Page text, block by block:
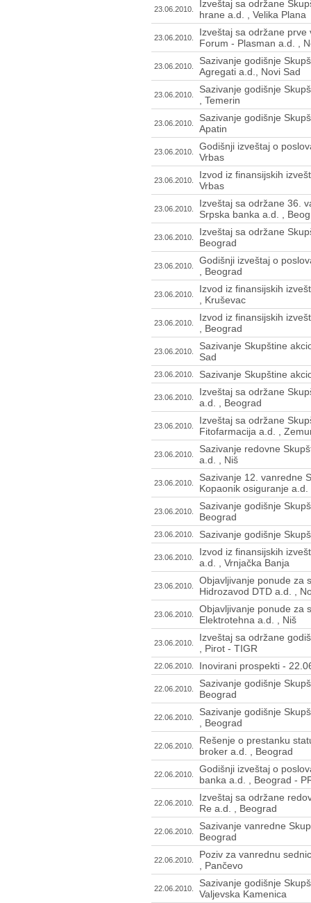
23.06.2010.
Izveštaj sa održane
hrane a.d. , Velika Plana
23.06.2010.
Izveštaj sa održane
Forum - Plasman a.d. ,
23.06.2010.
Sazivanje godišnje
Agregati a.d., Novi Sad
23.06.2010.
Sazivanje godišnje
, Temerin
23.06.2010.
Sazivanje godišnje
Apatin
23.06.2010.
Godišnji izveštaj o
Vrbas
23.06.2010.
Izvod iz finansijskih
Vrbas
23.06.2010.
Izveštaj sa održane 36.
Srpska banka a.d. ,
23.06.2010.
Izveštaj sa održane
Beograd
23.06.2010.
Godišnji izveštaj o
, Beograd
23.06.2010.
Izvod iz finansijskih
, Kruševac
23.06.2010.
Izvod iz finansijskih
, Beograd
23.06.2010.
Sazivanje Skupštine
Sad
23.06.2010. Sazivanje Skupštine
23.06.2010.
Izveštaj sa održane
a.d. , Beograd
23.06.2010.
Izveštaj sa održane
Fitofarmacija a.d. ,
23.06.2010.
Sazivanje redovne
a.d. , Niš
23.06.2010.
Sazivanje 12. vanredne
Kopaonik osiguranje
23.06.2010.
Sazivanje godišnje
Beograd
23.06.2010. Sazivanje godišnje
23.06.2010.
Izvod iz finansijskih
a.d. , Vrnjačka Banja
23.06.2010.
Objavljivanje ponude za
Hidrozavod DTD a.d. ,
23.06.2010.
Objavljivanje ponude za
Elektrotehna a.d. , Niš
23.06.2010.
Izveštaj sa održane
, Pirot - TIGR
22.06.2010. Inovirani prospekti -
22.06.2010.
Sazivanje godišnje
Beograd
22.06.2010.
Sazivanje godišnje
, Beograd
22.06.2010.
Rešenje o prestanku
broker a.d. , Beograd
22.06.2010.
Godišnji izveštaj o
banka a.d. , Beograd -
22.06.2010.
Izveštaj sa održane
Re a.d. , Beograd
22.06.2010.
Sazivanje vanredne
Beograd
22.06.2010.
Poziv za vanrednu
, Pančevo
22.06.2010.
Sazivanje godišnje
Valjevska Kamenica